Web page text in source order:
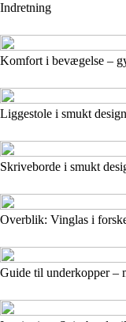
Indretning
Komfort i bevægelse –
Liggestole i smukt
Skriveborde i smukt
Overblik: Vinglas i
Guide til underkopper –